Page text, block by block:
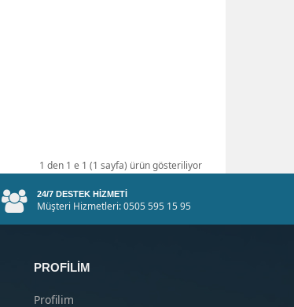
1 den 1 e 1 (1 sayfa) ürün gösteriliyor
24/7 DESTEK HIZMETI
Müşteri Hizmetleri: 0505 595 15 95
PROFILIM
Profilim